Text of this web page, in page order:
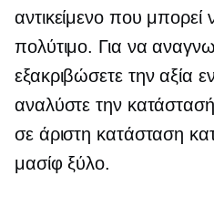
αντικείμενο που μπορεί
πολύτιμο. Για να
εξακριβώσετε την αξία
αναλύστε την κατάστασή
σε άριστη κατάσταση
μασίφ ξύλο.